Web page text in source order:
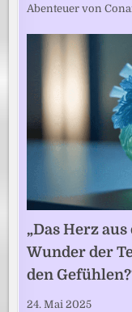
Abenteuer von
„Das Herz
Wunder der
den
24. Mai 2025